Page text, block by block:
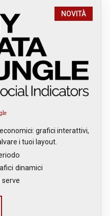
NOVITÀ
grafici interattivi,
i tuoi layout.
dinamici